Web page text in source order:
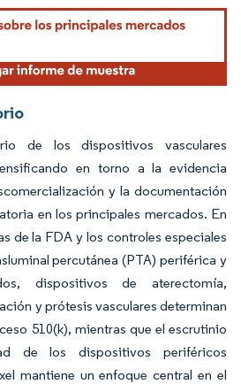
uso requiere atribución según CC BY 4.0.
de los dispositivos vasculares
en torno a la evidencia
y la documentación
en los principales mercados. En
de la FDA y los controles especiales
percutánea (PTA) periférica y
dispositivos de aterectomía,
y prótesis vasculares determinan
510(k), mientras que el escrutinio
de los dispositivos periféricos
mantiene un enfoque central en el